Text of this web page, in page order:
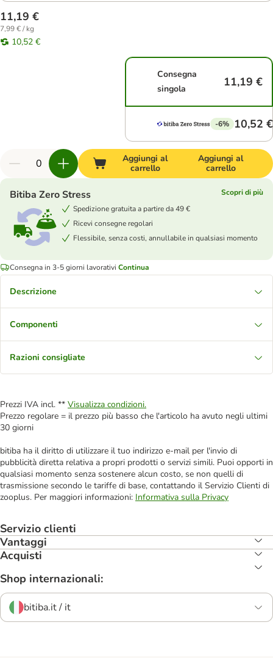
11,19 €
7,99 € / kg
10,52 €
Consegna
singola
11,19 €
-6% 10,52 €
Aggiungi al
carrello
Aggiungi al
carrello
Bitiba Zero Stress
Scopri di più
Spedizione gratuita a partire da 49 €
Ricevi consegne regolari
Flessibile, senza costi, annullabile in qualsiasi momento
Consegna in 3-5 giorni lavorativi Continua
Descrizione
Componenti
Razioni consigliate
Prezzi IVA incl. ** Visualizza condizioni.
Prezzo regolare = il prezzo più basso che l'articolo ha avuto negli ultimi
30 giorni
bitiba ha il diritto di utilizzare il tuo indirizzo e-mail per l'invio di
pubblicità diretta relativa a propri prodotti o servizi simili. Puoi opporti in
qualsiasi momento senza sostenere alcun costo, se non quelli di
trasmissione secondo le tariffe di base, contattando il Servizio Clienti di
zooplus. Per maggiori informazioni: Informativa sulla Privacy
Servizio clienti
Vantaggi
Acquisti
Shop internazionali:
bitiba.it / it